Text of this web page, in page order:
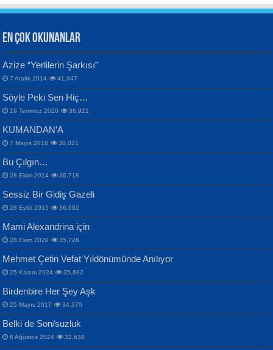
VAHDETTİN YİĞİTCAN
Samimiyet Nedir?...
İPEK ACAR SERT
Gazze’nin Şecaati, Ümmetin İmtihanı...
MAHMUT GÜRBÜZ
İbrahim Olmak ve Bitirebilmek...
Bülent Sağlam
Mescid-i Aksâ Üstüne Ay!...
Selahattin Yıldız
İdrakimle Üşürken...
Songül Özel
Mahzen...
CAHİT SITKI TARANCI
Otuz Beş Yaş Şiiri...
ERDEM BAYAZIT
Sana, Bana, Vatanıma, Ülkemin
İnsanlarına Dair...
NAZIM HİKMET RAN
Bir Cezaevinde, Tecritteki Adamın
Mektupları...
EN ÇOK OKUNANLAR
Azize “Yerlilerin Şarkısı”
7 Aralık 2014 41,947
Söyle Peki Sen Hiç…
19 Temmuz 2020 38,921
KUMANDAN’A
7 Mayıs 2018 38,021
Bu Çılgın…
28 Ekim 2014 36,718
Sessiz Bir Gidiş Gazeli
28 Eylül 2015 36,092
Mami Alexandrina için
28 Ekim 2020 35,726
Mehmet Çetin Vefat Yıldönümünde Anılıyor
25 Kasım 2024 35,682
Birdenbire Her Şey Aşk
25 Mayıs 2017 34,370
Belki de Son/suzluk
8 Ağustos 2024 32,638